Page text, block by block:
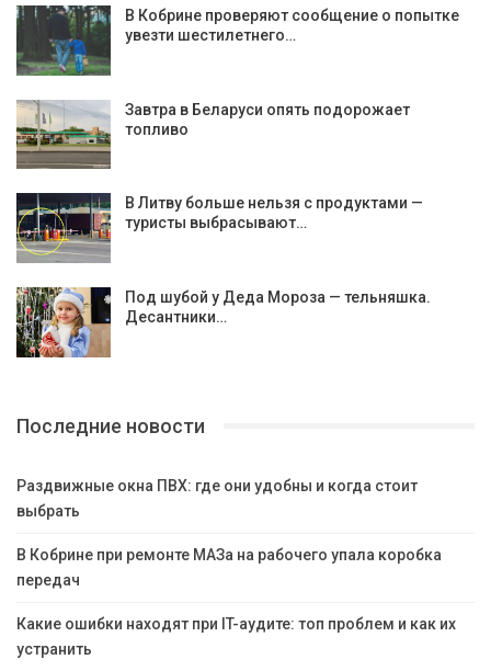
В Кобрине проверяют сообщение о попытке
увезти шестилетнего…
Завтра в Беларуси опять подорожает
топливо
В Литву больше нельзя с продуктами —
туристы выбрасывают…
Под шубой у Деда Мороза — тельняшка.
Десантники…
Последние новости
Раздвижные окна ПВХ: где они удобны и когда стоит
выбрать
В Кобрине при ремонте МАЗа на рабочего упала коробка
передач
Какие ошибки находят при IT-аудите: топ проблем и как их
устранить